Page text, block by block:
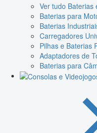
Ver tudo Baterias
Baterias para
Baterias
Carregadores
Pilhas e Baterias
Adaptadores de
Baterias para